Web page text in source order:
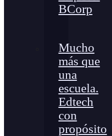
BCorp
Mucho
más que
una
escuela.
Edtech
con
propósito